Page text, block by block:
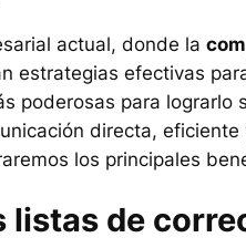
actual, donde la
estrategias efectivas
poderosas para lograrlo
directa,
los principales
listas de